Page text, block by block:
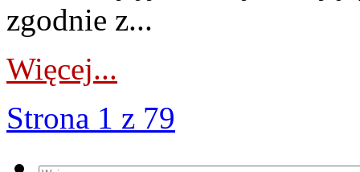
zgodnie z...
Więcej...
Strona 1 z 79